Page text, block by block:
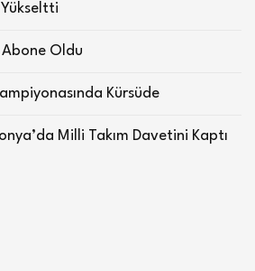
Oldu
Kürsüde
Milli Takım Davetini Kaptı